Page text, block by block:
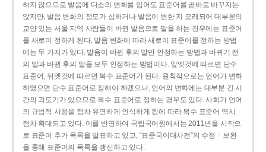
하지 않으므로 발음에 다소의 변화를 입어도 표준어를 곧바로 바꾸지는
않지만, 발음 변화의 정도가 심하거나 발음이 변한 지 오래되어 대부분의
교양 있는 서울 지역 사람들이 바뀐 발음으로 말을 하는 경우에는 표준어
를 새로이 정하게 된다. 발음 변화에 따라 새로이 표준어를 정하는 방법
에는 두 가지가 있다. 발음이 바뀐 후의 말만 인정하는 방법과 바뀌기 전
의 말과 바뀐 후의 말을 모두 인정하는 방법이다. 앞엣것에 따르면 단수
표준어, 뒤엣것에 따르면 복수 표준어가 된다. 원칙적으로는 언어가 변화
하였으면 단수 표준어로 정해야 하겠으나, 언어의 변화에는 대부분 긴 시
간의 과도기가 있으므로 복수 표준어로 정하는 경우도 있다. 사회가 언어
의 규범적 사용을 점차 유연하게 인식하게 됨에 따라 복수 표준어 역시
점차 확대되고 있다. 이를 반영하여 국립국어원에서는 2011년을 시작으
로 표준어 추가 목록을 발표하고 있고, “표준국어대사전”의 수정ㆍ보완
을 통해 표준어의 목록을 갱신하고 있다.